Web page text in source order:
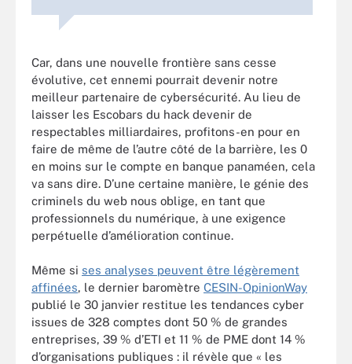
Car, dans une nouvelle frontière sans cesse
évolutive, cet ennemi pourrait devenir notre
meilleur partenaire de cybersécurité. Au lieu de
laisser les Escobars du hack devenir de
respectables milliardaires, profitons-en pour en
faire de même de l’autre côté de la barrière, les 0
en moins sur le compte en banque panaméen, cela
va sans dire. D’une certaine manière, le génie des
criminels du web nous oblige, en tant que
professionnels du numérique, à une exigence
perpétuelle d’amélioration continue.
Même si ses analyses peuvent être légèrement
affinées, le dernier baromètre CESIN-OpinionWay
publié le 30 janvier restitue les tendances cyber
issues de 328 comptes dont 50 % de grandes
entreprises, 39 % d’ETI et 11 % de PME dont 14 %
d’organisations publiques : il révèle que « les